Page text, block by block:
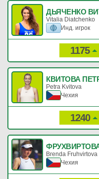
ДЬЯЧЕНКО
Vitalia Diatchenko
Инд. игрок
1175
КВИТОВА
Petra Kvitova
Чехия
1240
Brenda Fruhvirtova
Чехия